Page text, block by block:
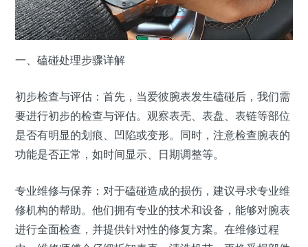
一、磕碰处理步骤详解
初步检查与评估：首先，当爱彼腕表发生磕碰后，我们需
要进行初步的检查与评估。观察表壳、表盘、表链等部位
是否有明显的划痕、凹陷或变形。同时，注意检查腕表的
功能是否正常，如时间显示、日期调整等。
专业维修与保养：对于磕碰造成的损伤，建议寻求专业维
修机构的帮助。他们拥有专业的技术和设备，能够对腕表
进行全面检查，并提供针对性的修复方案。在维修过程